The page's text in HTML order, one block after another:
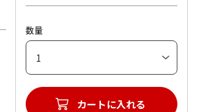
数量
カートに入れる